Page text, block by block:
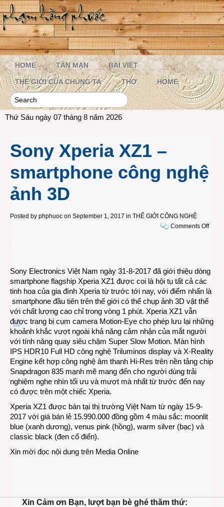
HOME TẢN MẠN BÀI VIẾT
THẾ GIỚI CỦA CHÚNG TA THƠ HOME
Thứ Sáu ngày 07 tháng 8 năm 2026
Sony Xperia XZ1 –
smartphone công nghệ
ảnh 3D
Posted by phphuoc on September 1, 2017 in THẾ GIỚI CÔNG NGHỆ
Comments Offon
nghệ
Sony Electronics Việt Nam ngày 31-8-2017 đã giới thiệu dòng
smartphone flagship Xperia XZ1 được coi là hội tụ tất cả các
tinh hoa của gia đình Xperia từ trước tới nay, với điểm nhấn là
smartphone đầu tiên trên thế giới có thể chụp ảnh 3D vật thể
với chất lượng cao chỉ trong vòng 1 phút. Xperia XZ1 vẫn
được trang bị cụm camera Motion-Eye cho phép lưu lại những
khoảnh khắc vượt ngoài khả năng cảm nhận của mắt người
với tính năng quay siêu chậm Super Slow Motion. Màn hình
IPS HDR10 Full HD công nghệ Triluminos display và X-Reality
Engine kết hợp công nghệ âm thanh Hi-Res trên nền tảng chip
Snapdragon 835 mạnh mẽ mang đến cho người dùng trải
nghiệm nghe nhìn tối ưu và mượt mà nhất từ trước đến nay
có được trên một chiếc Xperia.
Xperia XZ1 được bán tại thị trường Việt Nam từ ngày 15-9-
2017 với giá bán lẻ 15.990.000 đồng gồm 4 màu sắc: moonlit
blue (xanh dương), venus pink (hồng), warm silver (bạc) và
classic black (đen cổ điển).
Xin mời đọc nội dung trên Media Online
Xin Cảm ơn Bạn, lượt bạn bè ghé thăm thứ: